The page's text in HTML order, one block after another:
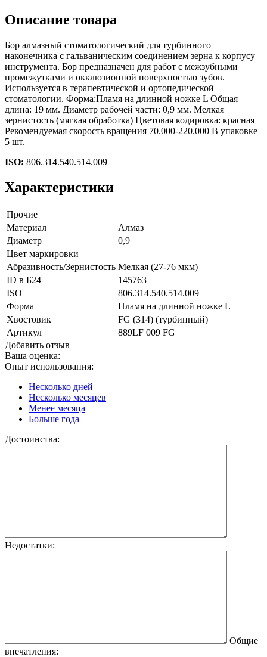
Описание товара
Бор алмазный стоматологический для турбинного
наконечника с гальваническим соединением зерна к корпусу
инструмента. Бор предназначен для работ с межзубными
промежутками и окклюзионной поверхностью зубов.
Используется в терапевтической и ортопедической
стоматологии. Форма:Пламя на длинной ножке L Общая
длина: 19 мм. Диаметр рабочей части: 0,9 мм. Мелкая
зернистость (мягкая обработка) Цветовая кодировка: красная
Рекомендуемая скорость вращения 70.000-220.000 В упаковке
5 шт.
ISO: 806.314.540.514.009
Характеристики
Прочие
Материал
Алмаз
Диаметр
0,9
Цвет маркировки
Абразивность/Зернистость Мелкая (27-76 мкм)
ID в Б24
145763
ISO
806.314.540.514.009
Форма
Пламя на длинной ножке L
Хвостовик
FG (314) (турбинный)
Артикул
889LF 009 FG
Добавить отзыв
Ваша оценка:
Опыт использования:
Несколько дней
Несколько месяцев
Менее месяца
Больше года
Достоинства:
Недостатки:
Общие
впечатления: